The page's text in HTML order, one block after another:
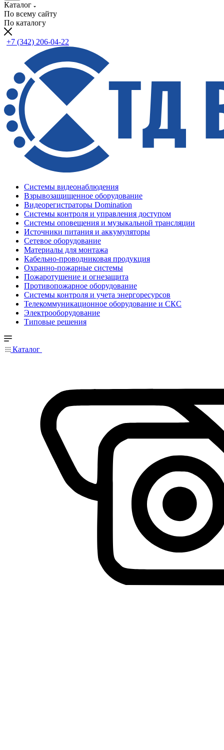
Каталог
По всему сайту
По каталогу
+7 (342) 206-04-22
Системы видеонаблюдения
Взрывозащищенное оборудование
Видеорегистраторы Domination
Системы контроля и управления доступом
Системы оповещения и музыкальной трансляции
Источники питания и аккумуляторы
Сетевое оборудование
Материалы для монтажа
Кабельно-проводниковая продукция
Охранно-пожарные системы
Пожаротушение и огнезащита
Противопожарное оборудование
Системы контроля и учета энергоресурсов
Телекоммуникационное оборудование и СКС
Электрооборудование
Типовые решения
Каталог